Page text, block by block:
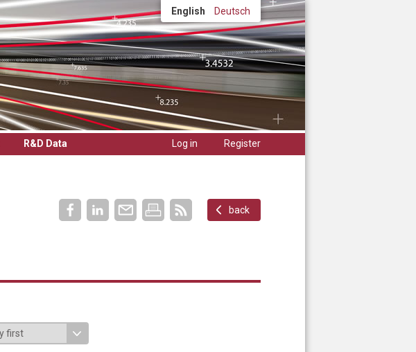
English Deutsch
R&D Data Log in Register
back